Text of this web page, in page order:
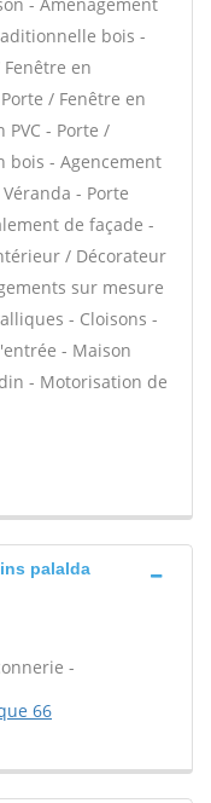
bois -
en
/ Fenêtre en
PVC - Porte /
bois - Agencement
- Porte
de façade -
/ Décorateur
sur mesure
- Cloisons -
- Maison
- Motorisation de
palalda
-
66